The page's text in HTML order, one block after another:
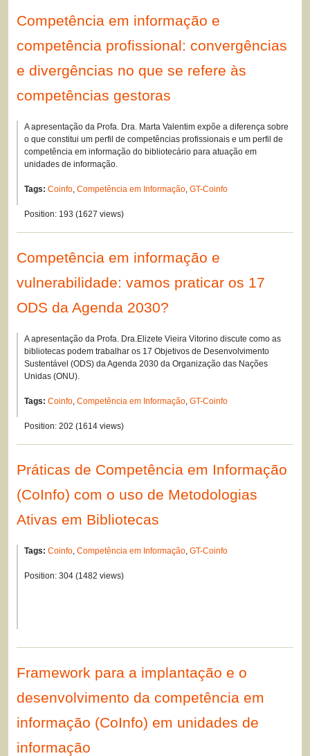
Competência em informação e
competência profissional: convergências
e divergências no que se refere às
competências gestoras
A apresentação da Profa. Dra. Marta Valentim expõe a diferença sobre
o que constitui um perfil de competências profissionais e um perfil de
competência em informação do bibliotecário para atuação em
unidades de informação.
Tags: Coinfo, Competência em Informação, GT-Coinfo
Position: 193 (1627 views)
Competência em informação e
vulnerabilidade: vamos praticar os 17
ODS da Agenda 2030?
A apresentação da Profa. Dra.Elizete Vieira Vitorino discute como as
bibliotecas podem trabalhar os 17 Objetivos de Desenvolvimento
Sustentável (ODS) da Agenda 2030 da Organização das Nações
Unidas (ONU).
Tags: Coinfo, Competência em Informação, GT-Coinfo
Position: 202 (1614 views)
Práticas de Competência em Informação
(CoInfo) com o uso de Metodologias
Ativas em Bibliotecas
Tags: Coinfo, Competência em Informação, GT-Coinfo
Position: 304 (1482 views)
Framework para a implantação e o
desenvolvimento da competência em
informação (CoInfo) em unidades de
informação